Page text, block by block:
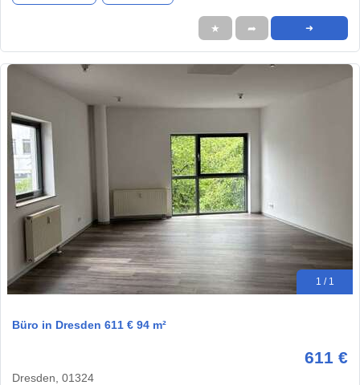
★ ➦ ➜
1 / 1
Büro in Dresden 611 € 94 m²
611 €
Dresden, 01324